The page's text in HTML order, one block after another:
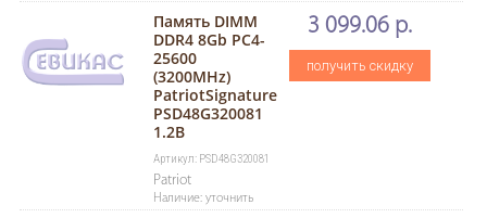
Память DIMM
DDR4 8Gb PC4-
25600
(3200MHz)
PatriotSignature
PSD48G320081
1.2B
Артикул: PSD48G320081
Patriot
Наличие: уточнить
3 099.06 р.
получить скидку